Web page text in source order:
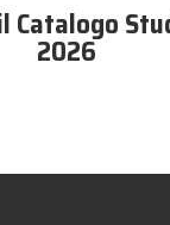
Catalogo
2026